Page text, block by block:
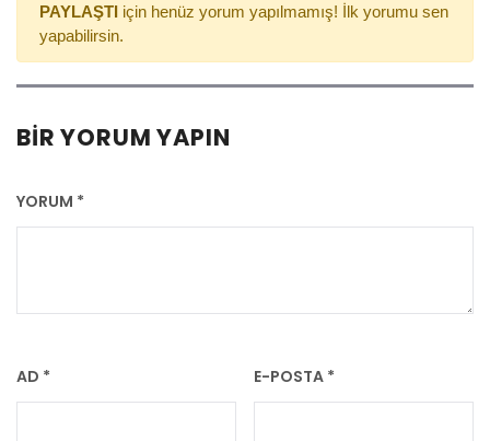
PAYLAŞTI için henüz yorum yapılmamış! İlk yorumu sen
yapabilirsin.
BIR YORUM YAPIN
YORUM *
AD * E-POSTA *